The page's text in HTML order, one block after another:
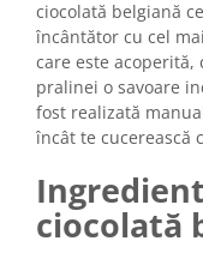
Faina Profesionala
Fursecuri vrac
Congelate brutarie
Cadouri
Cozonac Wine
Vinuri Casa Isarescu
ciocolată belgiană
încântător cu cel
care este
pralinei o savoare
fost realizată
încât te cucerească
ciocolată